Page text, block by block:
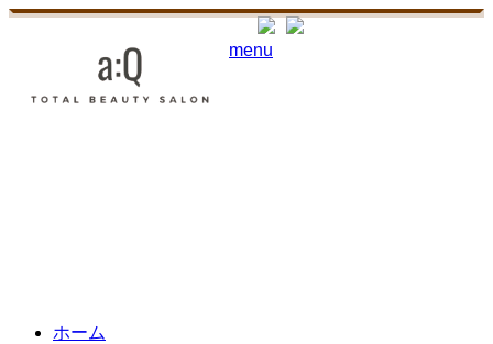
menu
ホーム